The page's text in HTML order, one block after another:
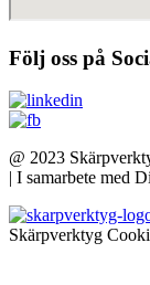
Följ oss på
@ 2023
| I samarbete med
Skärpverktyg